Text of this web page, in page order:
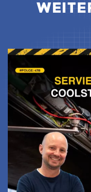
Jetzt Lesen & Hören